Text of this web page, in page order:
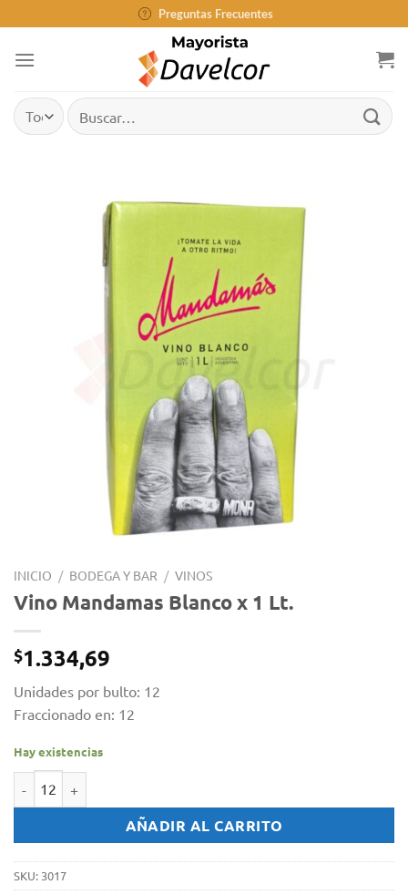
al
contenido
Preguntas Frecuentes
Buscar
por:
INICIO / BODEGA Y BAR / VINOS
Vino Mandamas Blanco x 1 Lt.
$1.334,69
Unidades por bulto: 12
Fraccionado en: 12
Hay existencias
Vino Mandamas Blanco x 1 Lt. cantidad
AÑADIR AL CARRITO
SKU: 3017